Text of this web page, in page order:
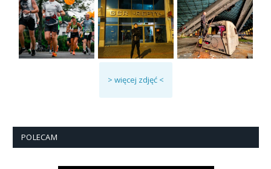
> więcej zdjęć <
POLECAM